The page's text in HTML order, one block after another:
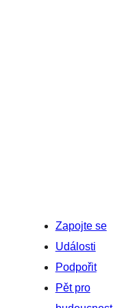
Zapojte se
Události
Podpořit
Pět pro